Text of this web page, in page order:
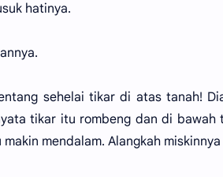
hatinya.
sehelai tikar di atas tanah!
tikar itu rombeng dan di bawah
mendalam. Alangkah